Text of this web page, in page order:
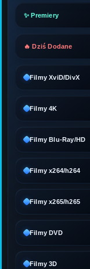
✨ Premiery
🔥 Dziś Dodane
Filmy XviD/DivX
Filmy 4K
Filmy Blu-Ray/HD
Filmy x264/h264
Filmy x265/h265
Filmy DVD
Filmy 3D